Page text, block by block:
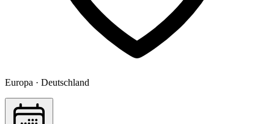
Europa · Deutschland